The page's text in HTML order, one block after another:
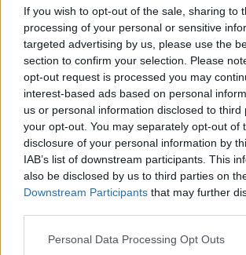
If you wish to opt-out of the sale, sharing to
processing of your personal or sensitive
targeted advertising by us, please use the
section to confirm your selection. Please
opt-out request is processed you may
interest-based ads based on personal
us or personal information disclosed to third
your opt-out. You may separately opt-out of
disclosure of your personal information by
IAB’s list of downstream participants. This
also be disclosed by us to third parties on
Downstream Participants that may further
Personal Data Processing Opt Outs
Η νέα ταινία της ΑΛΦΑ
θυμίζει «ποιος μας